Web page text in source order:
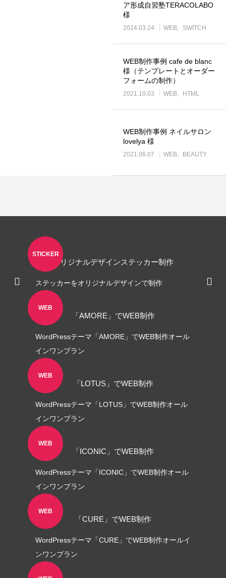
角２封筒制作事例 山本会計事務所
ア形成自習塾TERACOLABO
様
2024.03.24 WEB SWITCH
WEB制作事例 cafe de blanc
様（テンプレートとオーダー
フォームの制作）
2021.10.03 WEB HTML
WEB制作事例 ネイルサロン
lovelya 様
2021.06.07 WEB BEAUTY
STICKER
オリジナルデザインステッカー制作
ステッカーをオリジナルデザインで制作
WEB
「AMORE」でWEB制作
WordPressテーマ「AMORE」でWEB制作オール
インワンプラン
WEB
「LOTUS」でWEB制作
WordPressテーマ「LOTUS」でWEB制作オール
インワンプラン
WEB
「ICONIC」でWEB制作
WordPressテーマ「ICONIC」でWEB制作オール
インワンプラン
WEB
「CURE」でWEB制作
WordPressテーマ「CURE」でWEB制作オールイ
ンワンプラン